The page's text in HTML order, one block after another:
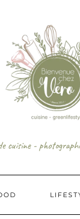
cuisine -